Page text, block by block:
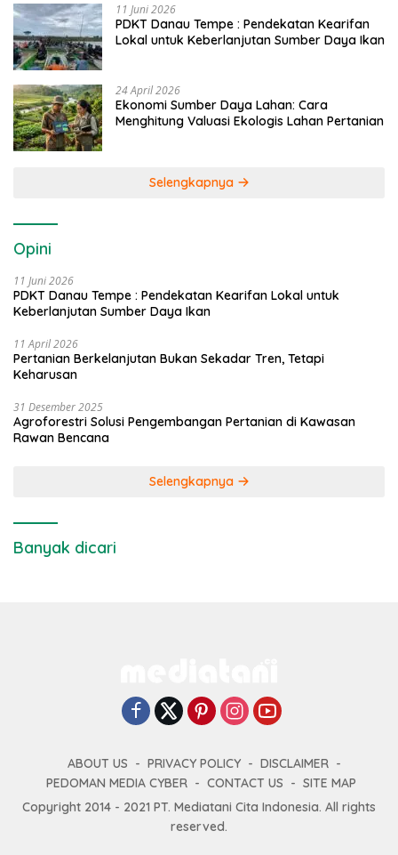
11 Juni 2026
PDKT Danau Tempe : Pendekatan Kearifan
Lokal untuk Keberlanjutan Sumber Daya Ikan
24 April 2026
Ekonomi Sumber Daya Lahan: Cara
Menghitung Valuasi Ekologis Lahan Pertanian
Selengkapnya
Opini
11 Juni 2026
PDKT Danau Tempe : Pendekatan Kearifan Lokal untuk
Keberlanjutan Sumber Daya Ikan
11 April 2026
Pertanian Berkelanjutan Bukan Sekadar Tren, Tetapi
Keharusan
31 Desember 2025
Agroforestri Solusi Pengembangan Pertanian di Kawasan
Rawan Bencana
Selengkapnya
Banyak dicari
ABOUT US PRIVACY POLICY
DISCLAIMER
PEDOMAN MEDIA CYBER
CONTACT US
SITE MAP
Copyright 2014 - 2021 PT. Mediatani Cita Indonesia. All rights
reserved.